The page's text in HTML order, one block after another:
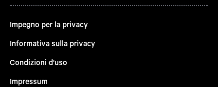
Impegno per la privacy
Informativa sulla privacy
Condizioni d'uso
Impressum